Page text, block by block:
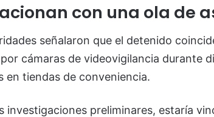
con una ola de
señalaron que el detenido
cámaras de videovigilancia durante
en tiendas de conveniencia.
investigaciones preliminares, estaría